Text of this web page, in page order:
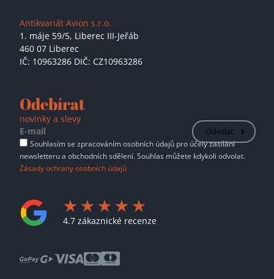
Antikvariát Avion s.r.o.
1. máje 59/5, Liberec III-Jeřáb
460 07 Liberec
IČ: 10963286 DIČ: CZ10963286
Odebírat
novinky a slevy
Odeslat
Souhlasím se zpracováním osobních údajů pro účely zasílání
newsletteru a obchodních sdělení. Souhlas můžete kdykoli odvolat.
Zásady ochrany osobních údajů
4.7 zákaznické recenze